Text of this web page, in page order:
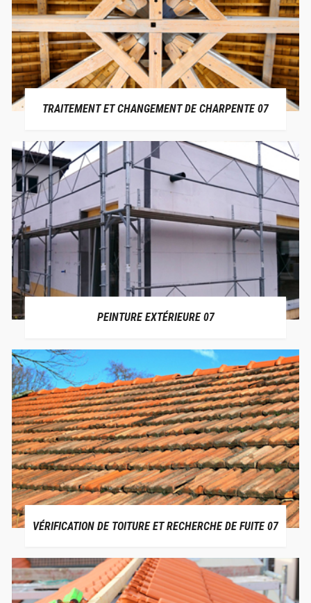
TRAITEMENT ET CHANGEMENT DE CHARPENTE 07
PEINTURE EXTÉRIEURE 07
VÉRIFICATION DE TOITURE ET RECHERCHE DE FUITE 07